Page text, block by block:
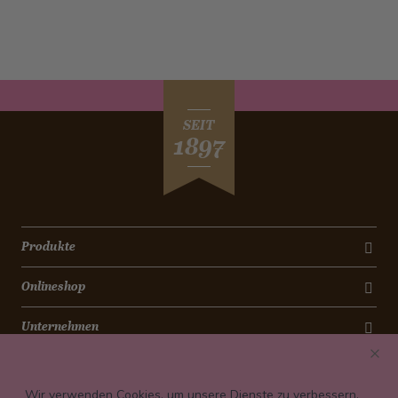
SEIT
1897
Produkte
Onlineshop
Unternehmen